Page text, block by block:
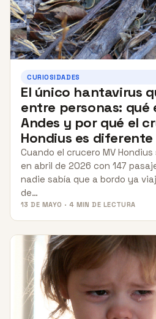
CURIOSIDADES
El único hantavirus
entre personas: qué
Andes y por qué el
Hondius es diferente
Cuando el crucero MV
en abril de 2026 con 147
nadie sabía que a bordo ya
de…
13 DE MAYO · 4 MIN DE LECTURA